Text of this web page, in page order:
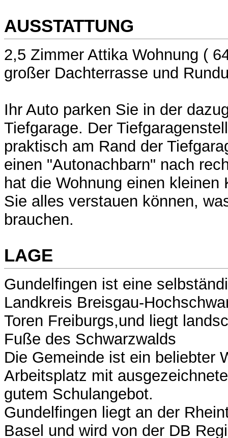
AUSSTATTUNG
2,5 Zimmer Attika Wohnung (
großer Dachterrasse und
Ihr Auto parken Sie in der
Tiefgarage. Der
praktisch am Rand der
einen "Autonachbarn" nach
hat die Wohnung einen kleinen
Sie alles verstauen können,
brauchen.
LAGE
Gundelfingen ist eine
Landkreis Breisgau-
Toren Freiburgs,und liegt
Fuße des Schwarzwalds
Die Gemeinde ist ein beliebter
Arbeitsplatz mit
gutem Schulangebot.
Gundelfingen liegt an der
Basel und wird von der DB